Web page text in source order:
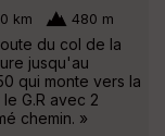
km 480 m
du col de la
jusqu'au
qui monte vers la
G.R avec 2
chemin. »